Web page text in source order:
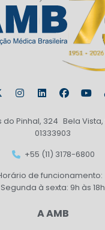
do Pinhal, 324 Bela Vista,
01333903
+55 (11) 3178-6800
de funcionamento:
Segunda à sexta: 9h às 18h
A AMB